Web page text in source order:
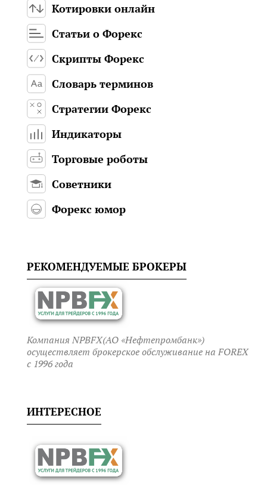
Котировки онлайн
Статьи о Форекс
Скрипты Форекс
Словарь терминов
Стратегии Форекс
Индикаторы
Торговые роботы
Советники
Форекс юмор
РЕКОМЕНДУЕМЫЕ БРОКЕРЫ
Компания NPBFX(АО «Нефтепромбанк»)
осуществляет брокерское обслуживание на FOREX
c 1996 года
ИНТЕРЕСНОЕ